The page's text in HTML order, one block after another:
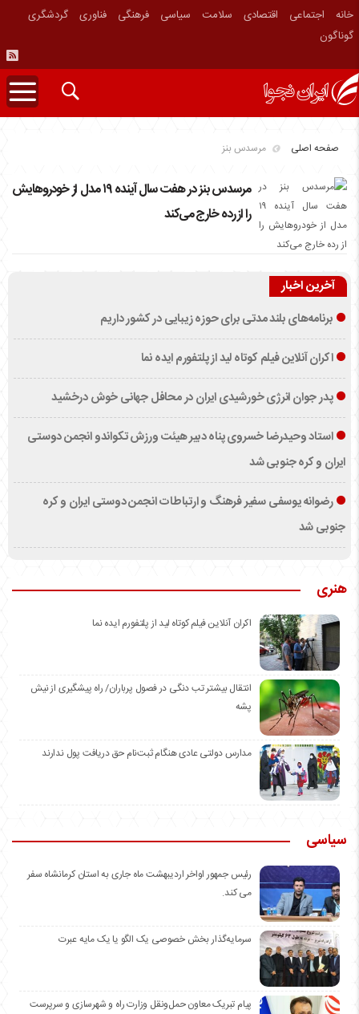
خانه اجتماعی اقتصادی سلامت سیاسی فرهنگی فناوری
گردشگری
گوناگون
صفحه اصلی مرسدس بنز
مرسدس بنز در هفت سال آینده ۱۹ مدل از خودروهایش
را از رده خارج می‌کند
آخرین اخبار
برنامه‌های بلند مدتی برای حوزه زیبایی در کشور داریم
اکران آنلاین فیلم کوتاه لید از پلتفورم ایده نما
پدر جوان انرژی خورشیدی ایران در محافل جهانی خوش درخشید
استاد وحیدرضا خسروی پناه دبیر هیئت ورزش تکواندو انجمن دوستی
ایران و کره جنوبی شد
رضوانه یوسفی سفیر فرهنگ و ارتباطات انجمن دوستی ایران و کره
جنوبی شد
هنری
اکران آنلاین فیلم کوتاه لید از پلتفورم ایده نما
انتقال بیشتر تب دنگی در فصول پرباران/ راه پیشگیری از نیش
پشه
مدارس دولتی عادی هنگام ثبت‌نام حق دریافت پول ندارند
سیاسی
رئیس جمهور اواخر اردیبهشت ماه جاری به استان کرمانشاه سفر
می کند.
سرمایه‌گذار بخش خصوصی یک الگو یا یک مایه عبرت
️پیام تبریک معاون حمل‌ونقل وزارت راه و شهرسازی و سرپرست